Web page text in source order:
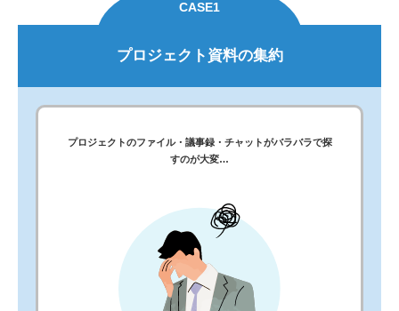
CASE1
プロジェクト資料の集約
プロジェクトのファイル・議事録・チャットがバラバラで探
すのが大変…